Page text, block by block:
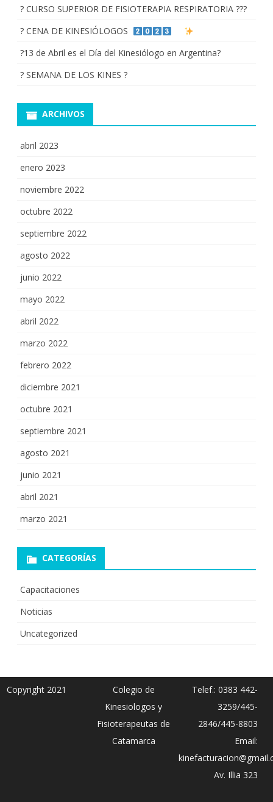
? CURSO SUPERIOR DE FISIOTERAPIA RESPIRATORIA ???
? CENA DE KINESIÓLOGOS
?13 de Abril es el Día del Kinesiólogo en Argentina?
? SEMANA DE LOS KINES ?
ARCHIVOS
abril 2023
enero 2023
noviembre 2022
octubre 2022
septiembre 2022
agosto 2022
junio 2022
mayo 2022
abril 2022
marzo 2022
febrero 2022
diciembre 2021
octubre 2021
septiembre 2021
agosto 2021
junio 2021
abril 2021
marzo 2021
CATEGORÍAS
Capacitaciones
Noticias
Uncategorized
Copyright 2021
Colegio de
Kinesiologos y
Fisioterapeutas de
Catamarca
Telef.: 0383 442-
3259/445-
2846/445-8803
Email:
Av. Illia 323